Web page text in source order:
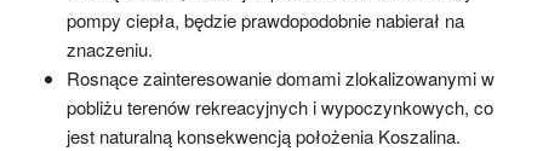
pompy ciepła, będzie prawdopodobnie nabierał na
znaczeniu.
Rosnące zainteresowanie domami zlokalizowanymi w
pobliżu terenów rekreacyjnych i wypoczynkowych, co
jest naturalną konsekwencją położenia Koszalina.